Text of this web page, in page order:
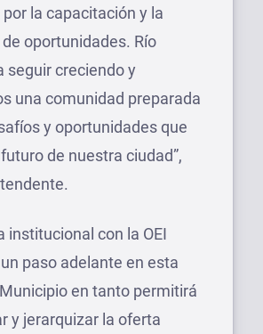
la capacitación y la
oportunidades. Río
seguir creciendo y
una comunidad preparada
y oportunidades que
de nuestra ciudad”,
institucional con la OEI
paso adelante en esta
en tanto permitirá
y jerarquizar la oferta